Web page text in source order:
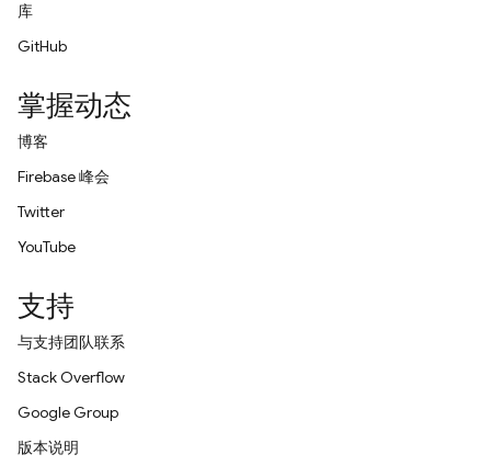
库
GitHub
掌握动态
博客
Firebase 峰会
Twitter
YouTube
支持
与支持团队联系
Stack Overflow
Google Group
版本说明